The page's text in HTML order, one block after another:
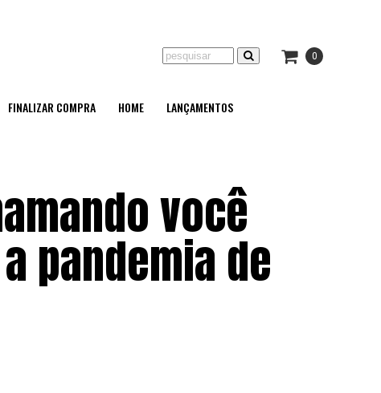
0
FINALIZAR COMPRA HOME LANÇAMENTOS
você
pandemia de